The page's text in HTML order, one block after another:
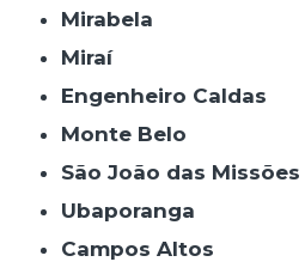
Mirabela
Miraí
Engenheiro Caldas
Monte Belo
São João das Missões
Ubaporanga
Campos Altos